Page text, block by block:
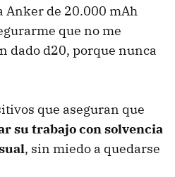
Anker de 20.000 mAh
que no me
dado d20, porque nunca
que aseguran que
su trabajo con solvencia
, sin miedo a quedarse